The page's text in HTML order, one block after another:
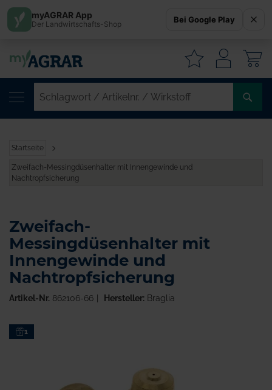
Startseite
Zweifach-Messingdüsenhalter mit Innengewinde und
Nachtropfsicherung
Zum
Ende
1
Zweifach-
Messingdüsenhalter mit
Innengewinde und
Nachtropfsicherung
Artikel-Nr. 862106-66 Hersteller:Braglia
myAGRAR App
Der Landwirtschafts-Shop Bei Google Play